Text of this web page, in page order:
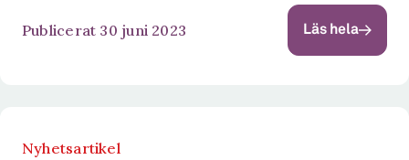
studerar professor Kristina Nyström i flera olika
studier. I...
Publicerat 30 juni 2023 Läs hela
Nyhetsartikel